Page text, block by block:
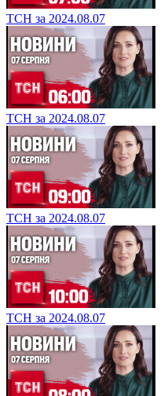
ТСН за 2024.08.07
ТСН за 2024.08.07
ТСН за 2024.08.07
ТСН за 2024.08.07